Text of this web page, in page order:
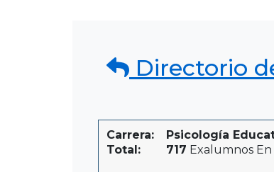
Directorio
Carrera:
Psicología
Total:
717 Exalumnos En